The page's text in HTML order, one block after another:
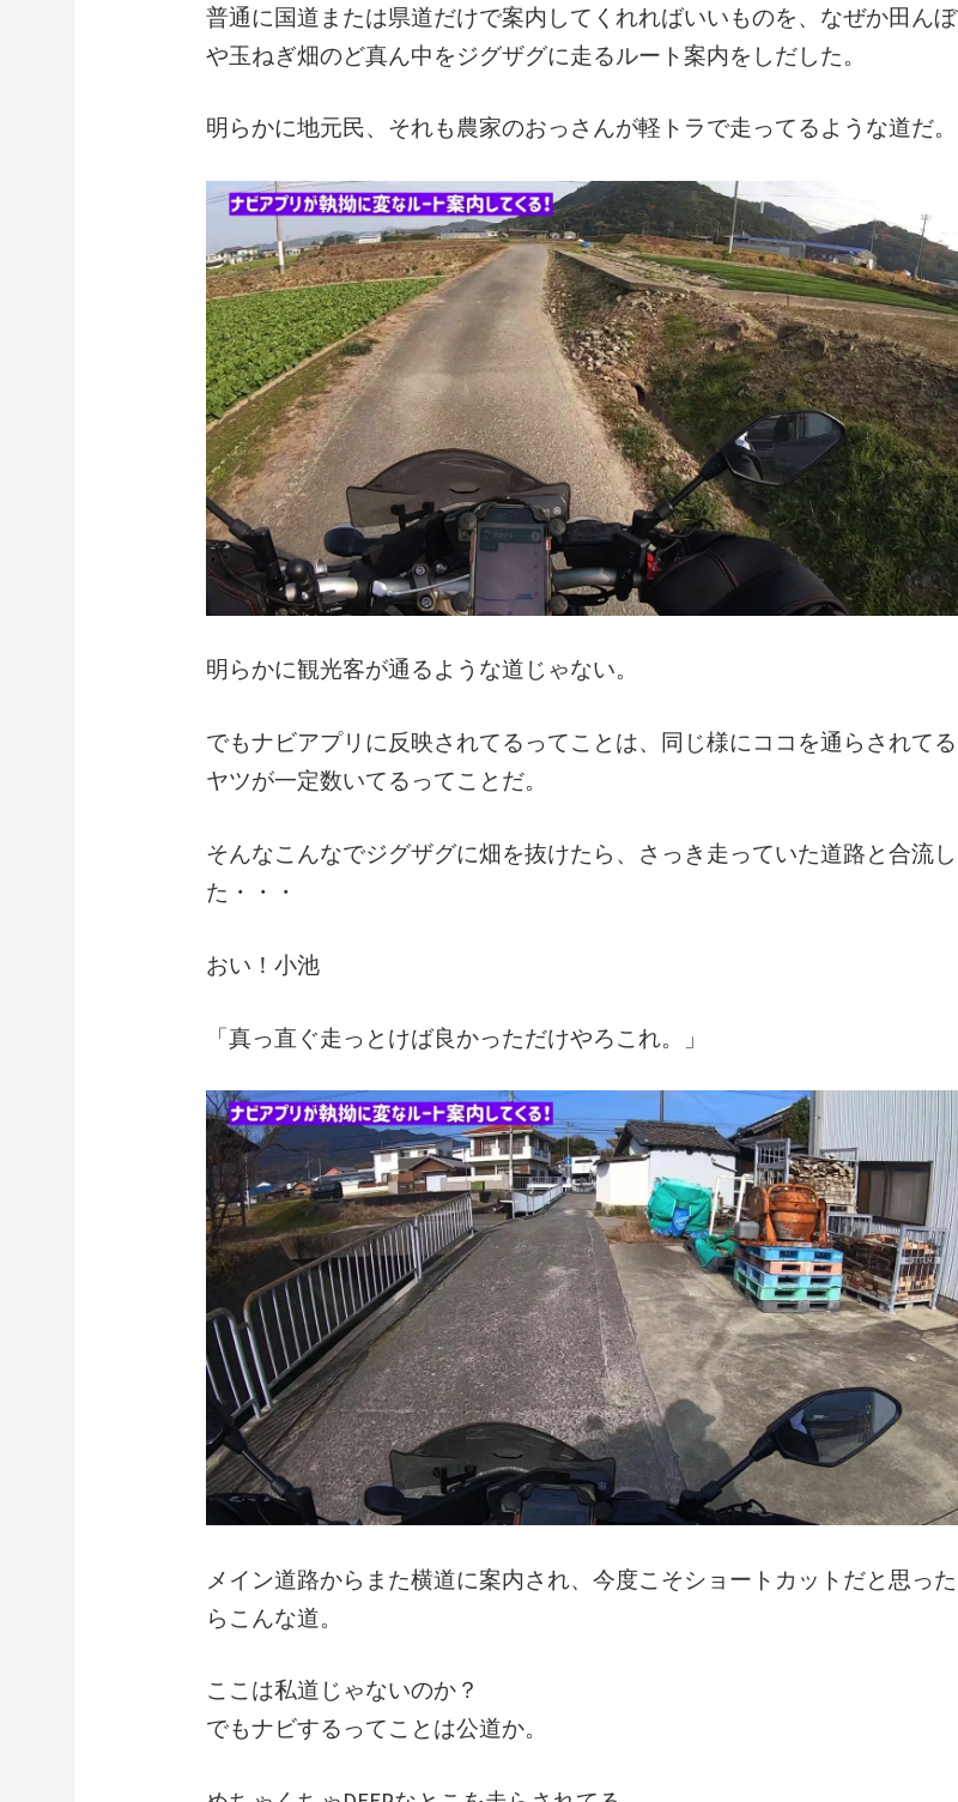
普通に国道または県道だけで案内してくれればいいものを、なぜか田んぼ
や玉ねぎ畑のど真ん中をジグザグに走るルート案内をしだした。
明らかに地元民、それも農家のおっさんが軽トラで走ってるような道だ。
明らかに観光客が通るような道じゃない。
でもナビアプリに反映されてるってことは、同じ様にココを通らされてる
ヤツが一定数いてるってことだ。
そんなこんなでジグザグに畑を抜けたら、さっき走っていた道路と合流し
た・・・
おい！小池
「真っ直ぐ走っとけば良かっただけやろこれ。」
メイン道路からまた横道に案内され、今度こそショートカットだと思った
らこんな道。
ここは私道じゃないのか？
でもナビするってことは公道か。